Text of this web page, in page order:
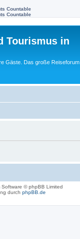
Countable
Countable
Tourismus in
Gäste. Das große Reiseforum
Software © phpBB Limited
durch phpBB.de